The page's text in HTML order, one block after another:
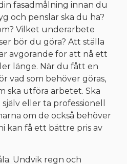
fasadmålning innan du
och penslar ska du ha?
Vilket underarbete
bör du göra? Att ställa
avgörande för att nå ett
länge. När du fått en
vad som behöver göras,
ska utföra arbetet. Ska
eller ta professionell
om de också behöver
kan få ett bättre pris av
Undvik regn och